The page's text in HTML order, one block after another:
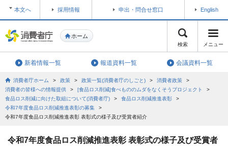
ホーム
本文へ 採用情報 申出・問合せ窓口 English
メニュー
検索
新着情報一覧 報道資料一覧 会議資料一覧
消費者庁ホーム > 政策 > 政策一覧(消費者庁のしごと) > 消費者政策
>
消費者の皆様への情報提供
> [食品ロス削減]食べもののムダをなくそうプロジェクト
>
食品ロス削減に向けた取組について(消費者庁)
> 食品ロス削減推進表彰
>
令和7年度食品ロス削減推進表彰の募集
>
令和7年度食品ロス削減推進表彰 表彰式の様子及び受賞者紹介
令和7年度食品ロス削減推進表彰 表彰式の様子及び受賞者